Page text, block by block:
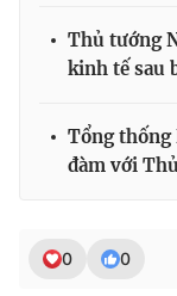
Thủ tướng
kinh tế sau
Tổng thống
đàm với
0 0